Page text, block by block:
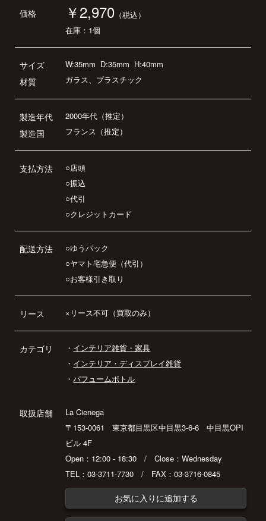
価格 ￥2,970 （税込）
在庫：1個
サイズ
材質
W:35mm D:35mm H:40mm
ガラス、プラスチック
製造年代
製造国
2000年代（推定）
フランス（推定）
支払方法
○店頭
○振込
○代引
○クレジットカード
配送方法
○ゆうパック
○ヤマト宅急便（代引）
○お客様引き取り
リース ×リース不可（買取のみ）
カテゴリ ・ インテリア雑貨・家具
・ インテリア・ディスプレイ雑貨
・パフュームボトル
取扱店舗
La Cienega
〒153-0061 東京都目黒区中目黒3-6-6 中目黒OPI
ビル 4F
Open：12:00 - 18:30 / Close：Wednesday
TEL：03-3711-7730 / FAX：03-3716-0845
お気に入りに追加する